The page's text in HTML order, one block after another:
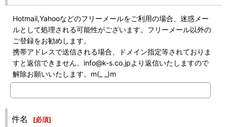
Hotmail,Yahooなどのフリーメールをご利用の場合、迷惑メー
ルとして処理される可能性がございます。フリーメール以外の
ご登録をお勧めします。
携帯アドレスで送信される場合、ドメイン指定等されておりま
すと返信できません。info@k-s.co.jpより返信いたしますので
解除お願いいたします。m(_ _)m
件名 [必須]